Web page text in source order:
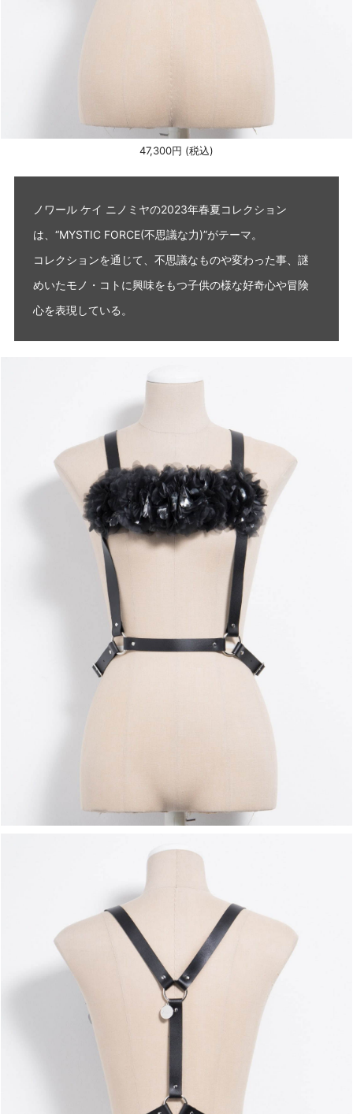
47,300円 (税込)
ノワール ケイ ニノミヤの2023年春夏コレクション
は、“MYSTIC FORCE(不思議な力)”がテーマ。
コレクションを通じて、不思議なものや変わった事、謎
めいたモノ・コトに興味をもつ子供の様な好奇心や冒険
心を表現している。